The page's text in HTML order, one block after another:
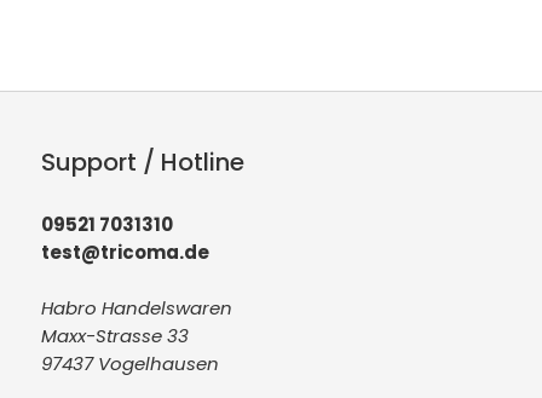
Support / Hotline
09521 7031310
test@tricoma.de
Habro Handelswaren
Maxx-Strasse 33
97437 Vogelhausen